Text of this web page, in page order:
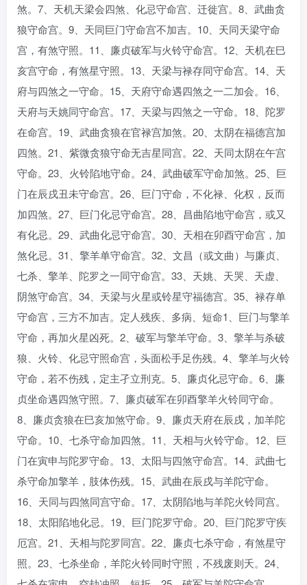
煞。7、天机天梁会四煞、化忌守命宫、迁徙宫。8、武曲贪
狼守命宫。9、天同巨门守命宫不加吉。10、天同天梁守命
宫，有煞守照。11、廉贞破军与火铃守命宫。12、天机在巳
亥宫守命，有煞星守照。13、天梁与禄存同守命宫。14、天
府与四煞之一守命。15、天府守命遇四煞之一二加会。16、
天府与天姚同守命宫。17、天梁与四煞之一守命。18、陀罗
在命宫。19、武曲贪狼在官禄宫加煞。20、太阴在福德宫加
四煞。21、紫微贪狼守命无吉星同宫。22、天同太阴在午宫
守命。23、火铃陷地守命。24、武曲破军守命加煞。25、巨
门在辰戌丑未守命宫。26、巨门守命，不化禄、化权，反而
加四煞。27、巨门化忌守命宫。28、昌曲陷地守命宫，或又
有化忌。29、武曲化忌守命宫。30、天相在卯酉守命宫，加
煞化忌。31、擎羊单守命宫。32、文昌（或文曲）与廉贞、
七杀、擎羊、陀罗之一同守命宫。33、天姚、天哭、天虚、
阴煞守命宫。34、天梁与火星或铃星守福德宫。35、禄存单
守命宫，三方不加吉。定人残疾、多病、短命1、巨门与擎羊
守命，再加火星凶死。2、破军与擎羊守命。3、擎羊与杀破
狼、火铃、化忌守照命宫，头面松手足伤残。4、擎羊与火铃
守命，若不伤残，定主孑立刑克。5、廉贞化忌守命。6、廉
贞坐命遇四煞守照。7、廉贞破军在卯酉擎羊火铃同守命。
8、廉贞贪狼在巳亥加煞守命。9、廉贞天府在辰戌，加羊陀
守命。10、七杀守命加四煞。11、天相与火铃守命。12、巨
门在寅申与陀罗守命。13、太阳与四煞守命宫。14、武曲七
杀守命加擎羊，肢体伤残。15、武曲在辰戌与羊陀守命。
16、天同与四煞同宫守命。17、太阴陷地与羊陀火铃同宫。
18、太阳陷地化忌。19、巨门陀罗守命。20、巨门陀罗守疾
厄宫。21、天相与陀罗同宫。22、廉贞七杀守命，有煞星守
照。23、七杀坐命，羊陀火铃同时守照，不残废则夭。24、